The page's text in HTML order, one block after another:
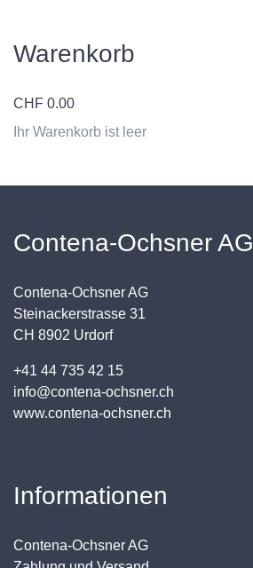
Warenkorb
CHF 0.00
Ihr Warenkorb ist leer
Contena-Ochsner AG
Contena-Ochsner AG
Steinackerstrasse 31
CH 8902 Urdorf
+41 44 735 42 15
info@contena-ochsner.ch
www.contena-ochsner.ch
Informationen
Contena-Ochsner AG